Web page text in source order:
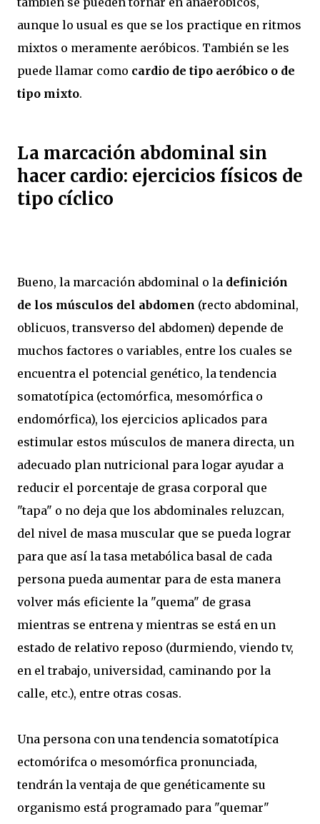
aunque lo usual es que se los practique en ritmos
mixtos o meramente aeróbicos. También se les
puede llamar como cardio de tipo aeróbico o de
tipo mixto.
La marcación abdominal sin
hacer cardio: ejercicios físicos de
tipo cíclico
Bueno, la marcación abdominal o la definición
de los músculos del abdomen (recto abdominal,
oblicuos, transverso del abdomen) depende de
muchos factores o variables, entre los cuales se
encuentra el potencial genético, la tendencia
somatotípica (ectomórfica, mesomórfica o
endomórfica), los ejercicios aplicados para
estimular estos músculos de manera directa, un
adecuado plan nutricional para logar ayudar a
reducir el porcentaje de grasa corporal que
"tapa" o no deja que los abdominales reluzcan,
del nivel de masa muscular que se pueda lograr
para que así la tasa metabólica basal de cada
persona pueda aumentar para de esta manera
volver más eficiente la "quema" de grasa
mientras se entrena y mientras se está en un
estado de relativo reposo (durmiendo, viendo tv,
en el trabajo, universidad, caminando por la
calle, etc.), entre otras cosas.
Una persona con una tendencia somatotípica
ectomórifca o mesomórfica pronunciada,
tendrán la ventaja de que genéticamente su
organismo está programado para "quemar"